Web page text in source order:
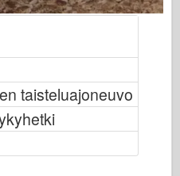
taisteluajoneuvo